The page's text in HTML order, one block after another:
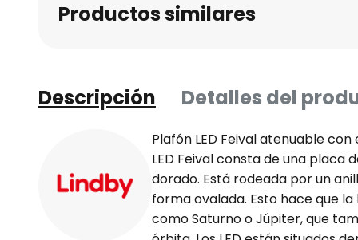
Productos similares
Descripción Detalles del
Plafón LED Feival atenuable
LED Feival consta de una placa
dorado. Está rodeada por un
forma ovalada. Esto hace que
como Saturno o Júpiter, que